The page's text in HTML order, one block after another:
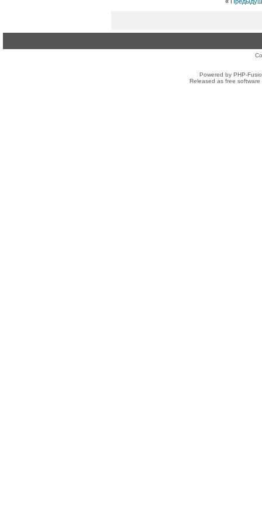
Powered by PHP-
Released as free